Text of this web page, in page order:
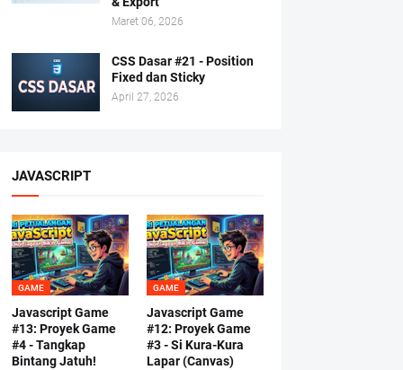
Maret 06, 2026
CSS Dasar #21 - Position
Fixed dan Sticky
April 27, 2026
JAVASCRIPT
GAME
Javascript Game
#13: Proyek Game
#4 - Tangkap
Bintang Jatuh!
GAME
Javascript Game
#12: Proyek Game
#3 - Si Kura-Kura
Lapar (Canvas)